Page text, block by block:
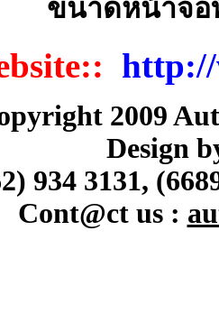
ขนาดหน้าจอ
http://
2009
Design
934 3131,
Cont@ct us :